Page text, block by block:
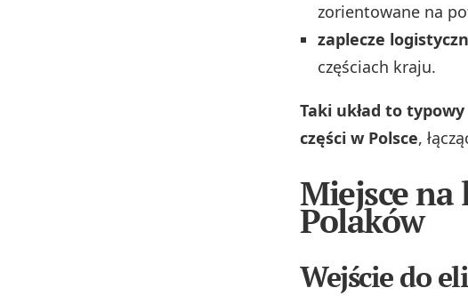
zorientowane na
zaplecze
częściach kraju.
Taki układ to
części w Polsce,
Miejsce na
Polaków
Wejście do